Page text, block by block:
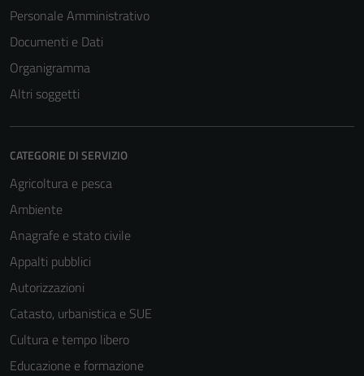
Personale Amministrativo
Documenti e Dati
Organigramma
Altri soggetti
CATEGORIE DI SERVIZIO
Agricoltura e pesca
Ambiente
Anagrafe e stato civile
Appalti pubblici
Autorizzazioni
Catasto, urbanistica e SUE
Cultura e tempo libero
Educazione e formazione